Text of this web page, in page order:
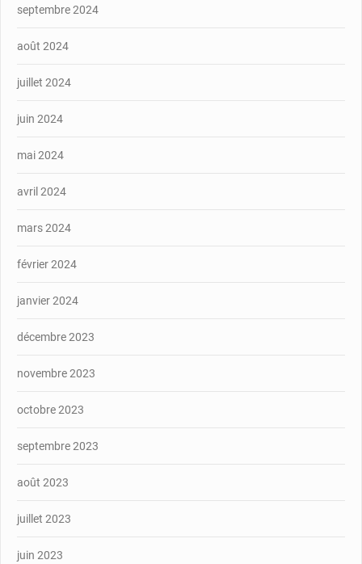
septembre 2024
août 2024
juillet 2024
juin 2024
mai 2024
avril 2024
mars 2024
février 2024
janvier 2024
décembre 2023
novembre 2023
octobre 2023
septembre 2023
août 2023
juillet 2023
juin 2023